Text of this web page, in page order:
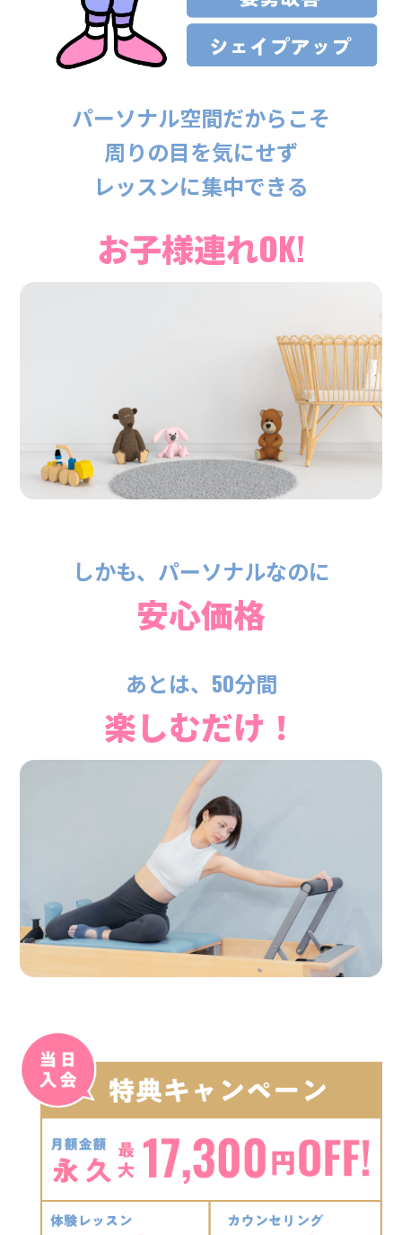
パーソナル空間だからこそ
周りの目を気にせず
レッスンに集中できる
お子様連れOK!
しかも、パーソナルなのに
安心価格
あとは、50分間
楽しむだけ！